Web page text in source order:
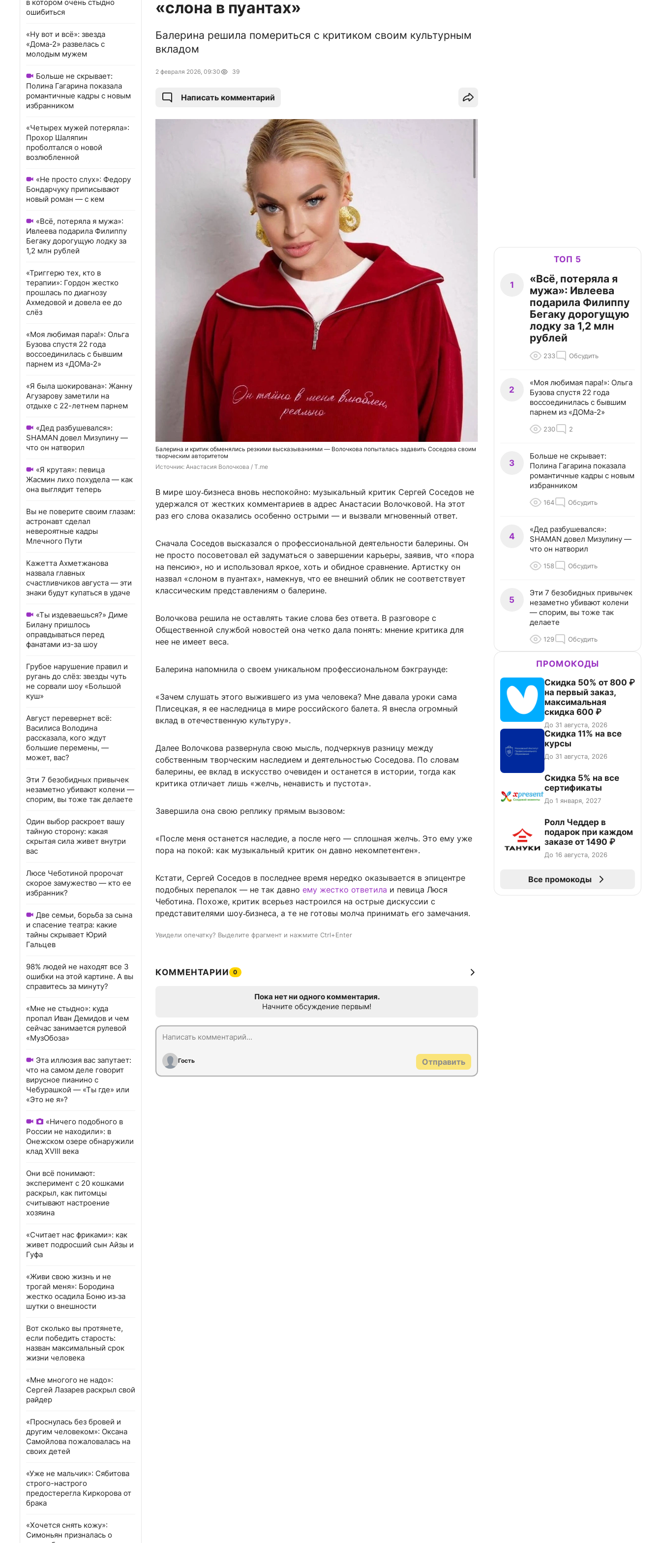
в котором очень стыдно
ошибиться
«Ну вот и всё»: звезда
«Дома-2» развелась с
молодым мужем
Больше не скрывает:
Полина Гагарина показала
романтичные кадры с новым
избранником
«Четырех мужей потеряла»:
Прохор Шаляпин
проболтался о новой
возлюбленной
«Не просто слух»: Федору
Бондарчуку приписывают
новый роман — с кем
«Всё, потеряла я мужа»:
Ивлеева подарила Филиппу
Бегаку дорогущую лодку за
1,2 млн рублей
«Триггерю тех, кто в
терапии»: Гордон жестко
прошлась по диагнозу
Ахмедовой и довела ее до
слёз
«Моя любимая пара!»: Ольга
Бузова спустя 22 года
воссоединилась с бывшим
парнем из «ДОМа-2»
«Я была шокирована»: Жанну
Агузарову заметили на
отдыхе с 22-летнем парнем
«Дед разбушевался»:
SHAMAN довел Мизулину —
что он натворил
«Я крутая»: певица
Жасмин лихо похудела — как
она выглядит теперь
Вы не поверите своим глазам:
астронавт сделал
невероятные кадры
Млечного Пути
Кажетта Ахметжанова
назвала главных
счастливчиков августа — эти
знаки будут купаться в удаче
«Ты издеваешься?» Диме
Билану пришлось
оправдываться перед
фанатами из-за шоу
Грубое нарушение правил и
ругань до слёз: звезды чуть
не сорвали шоу «Большой
куш»
Август перевернет всё:
Василиса Володина
рассказала, кого ждут
большие перемены, —
может, вас?
Эти 7 безобидных привычек
незаметно убивают колени —
спорим, вы тоже так делаете
Один выбор раскроет вашу
тайную сторону: какая
скрытая сила живет внутри
вас
Люсе Чеботиной пророчат
скорое замужество — кто ее
избранник?
Две семьи, борьба за сына
и спасение театра: какие
тайны скрывает Юрий
Гальцев
98% людей не находят все 3
ошибки на этой картине. А вы
справитесь за минуту?
«Мне не стыдно»: куда
пропал Иван Демидов и чем
сейчас занимается рулевой
«МузОбоза»
Эта иллюзия вас запутает:
что на самом деле говорит
вирусное пианино с
Чебурашкой — «Ты где» или
«Это не я»?
«Ничего подобного в
России не находили»: в
Онежском озере обнаружили
клад XVIII века
Они всё понимают:
эксперимент с 20 кошками
раскрыл, как питомцы
считывают настроение
хозяина
«Считает нас фриками»: как
живет подросший сын Айзы и
Гуфа
«Живи свою жизнь и не
трогай меня»: Бородина
жестко осадила Боню из‑за
шутки о внешности
Вот сколько вы протянете,
если победить старость:
назван максимальный срок
жизни человека
«Мне многого не надо»:
Сергей Лазарев раскрыл свой
райдер
«Проснулась без бровей и
другим человеком»: Оксана
Самойлова пожаловалась на
своих детей
«Уже не мальчик»: Сябитова
строго-настрого
предостерегла Киркорова от
брака
«Хочется снять кожу»:
Симоньян призналась о
«слона в пуантах»
Балерина решила помериться с критиком своим культурным
вкладом
2 февраля 2026, 09:30 39
Написать комментарий
Балерина и критик обменялись резкими высказываниями — Волочкова попыталась задавить Соседова своим
творческим авторитетом
Источник: Анастасия Волочкова / T.me
В мире шоу‑бизнеса вновь неспокойно: музыкальный критик Сергей Соседов не
удержался от жестких комментариев в адрес Анастасии Волочковой. На этот
раз его слова оказались особенно острыми — и вызвали мгновенный ответ.
Сначала Соседов высказался о профессиональной деятельности балерины. Он
не просто посоветовал ей задуматься о завершении карьеры, заявив, что «пора
на пенсию», но и использовал яркое, хоть и обидное сравнение. Артистку он
назвал «слоном в пуантах», намекнув, что ее внешний облик не соответствует
классическим представлениям о балерине.
Волочкова решила не оставлять такие слова без ответа. В разговоре с
Общественной службой новостей она четко дала понять: мнение критика для
нее не имеет веса.
Балерина напомнила о своем уникальном профессиональном бэкграунде:
«Зачем слушать этого выжившего из ума человека? Мне давала уроки сама
Плисецкая, я ее наследница в мире российского балета. Я внесла огромный
вклад в отечественную культуру».
Далее Волочкова развернула свою мысль, подчеркнув разницу между
собственным творческим наследием и деятельностью Соседова. По словам
балерины, ее вклад в искусство очевиден и останется в истории, тогда как
критика отличает лишь «желчь, ненависть и пустота».
Завершила она свою реплику прямым вызовом:
«После меня останется наследие, а после него — сплошная желчь. Это ему уже
пора на покой: как музыкальный критик он давно некомпетентен».
Кстати, Сергей Соседов в последнее время нередко оказывается в эпицентре
подобных перепалок — не так давно ему жестко ответила и певица Люся
Чеботина. Похоже, критик всерьез настроился на острые дискуссии с
представителями шоу‑бизнеса, а те не готовы молча принимать его замечания.
Увидели опечатку? Выделите фрагмент и нажмите Ctrl+Enter
КОММЕНТАРИИ 0
Пока нет ни одного комментария.
Начните обсуждение первым!
Гость Отправить
ТОП 5
1
«Всё, потеряла я
мужа»: Ивлеева
подарила Филиппу
Бегаку дорогущую
лодку за 1,2 млн
рублей
233 Обсудить
2
«Моя любимая пара!»: Ольга
Бузова спустя 22 года
воссоединилась с бывшим
парнем из «ДОМа-2»
230 2
3
Больше не скрывает:
Полина Гагарина показала
романтичные кадры с новым
избранником
164 Обсудить
4
«Дед разбушевался»:
SHAMAN довел Мизулину —
что он натворил
158 Обсудить
5
Эти 7 безобидных привычек
незаметно убивают колени
— спорим, вы тоже так
делаете
129 Обсудить
ПРОМОКОДЫ
Скидка 50% от 800 ₽
на первый заказ,
максимальная
скидка 600 ₽
До 31 августа, 2026
Скидка 11% на все
курсы
До 31 августа, 2026
Скидка 5% на все
сертификаты
До 1 января, 2027
Ролл Чеддер в
подарок при каждом
заказе от 1490 ₽
До 16 августа, 2026
Все промокоды